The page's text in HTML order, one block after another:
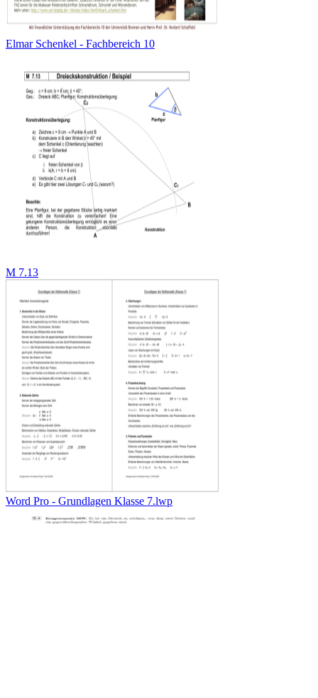
Elmar Schenkel - Fachbereich 10
M 7.13
Word Pro - Grundlagen Klasse 7.lwp